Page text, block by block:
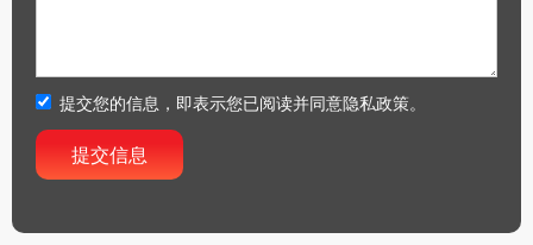
提交您的信息，即表示您已阅读并同意隐私政策。